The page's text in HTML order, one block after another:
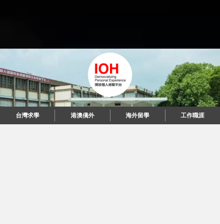
台灣求學 港澳僑外 海外留學 工作職涯
台灣求學 港澳僑外 海外留學 工作職涯